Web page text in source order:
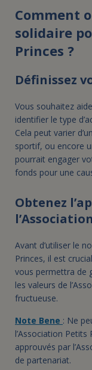
Comment
solidaire
Princes ?
Définissez
Vous souhaitez
identifier le type
Cela peut varier
sportif, ou encore
pourrait engager
fonds pour une
Obtenez
l’Association
Avant d’utiliser le
Princes, il est
vous permettra de
les valeurs de
fructueuse.
Note Bene : Ne
l’Association
approuvés par
de partenariat.